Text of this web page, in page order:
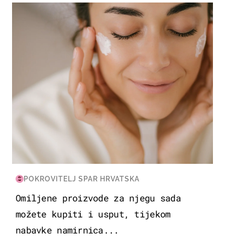
MODA & LJEPOTA
POKROVITELJ SPAR HRVATSKA
Omiljene proizvode za njegu sada
možete kupiti i usput, tijekom
nabavke namirnica...